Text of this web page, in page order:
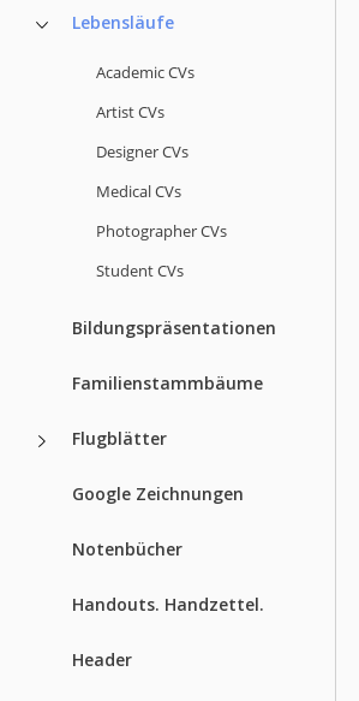
Lebensläufe
Academic CVs
Artist CVs
Designer CVs
Medical CVs
Photographer CVs
Student CVs
Bildungspräsentationen
Familienstammbäume
Flugblätter
Google Zeichnungen
Notenbücher
Handouts. Handzettel.
Header